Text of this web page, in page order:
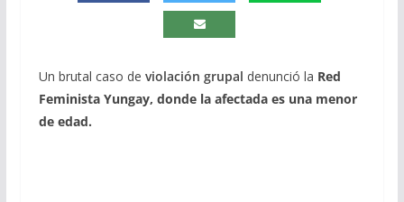
Un brutal caso de violación grupal denunció la Red
Feminista Yungay, donde la afectada es una menor
de edad.